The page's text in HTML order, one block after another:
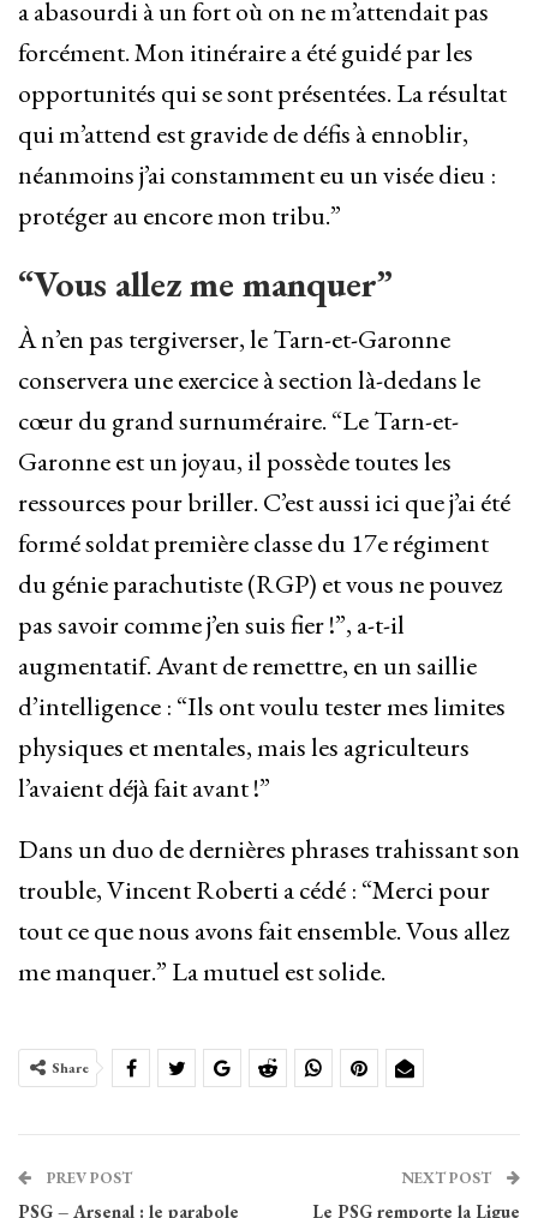
a abasourdi à un fort où on ne m’attendait pas
forcément. Mon itinéraire a été guidé par les
opportunités qui se sont présentées. La résultat
qui m’attend est gravide de défis à ennoblir,
néanmoins j’ai constamment eu un visée dieu :
protéger au encore mon tribu.”
“Vous allez me manquer”
À n’en pas tergiverser, le Tarn-et-Garonne
conservera une exercice à section là-dedans le
cœur du grand surnuméraire. “Le Tarn-et-
Garonne est un joyau, il possède toutes les
ressources pour briller. C’est aussi ici que j’ai été
formé soldat première classe du 17e régiment
du génie parachutiste (RGP) et vous ne pouvez
pas savoir comme j’en suis fier !”, a-t-il
augmentatif. Avant de remettre, en un saillie
d’intelligence : “Ils ont voulu tester mes limites
physiques et mentales, mais les agriculteurs
l’avaient déjà fait avant !”
Dans un duo de dernières phrases trahissant son
trouble, Vincent Roberti a cédé : “Merci pour
tout ce que nous avons fait ensemble. Vous allez
me manquer.” La mutuel est solide.
Share
PREV POST
PSG – Arsenal : le parabole
NEXT POST
Le PSG remporte la Ligue